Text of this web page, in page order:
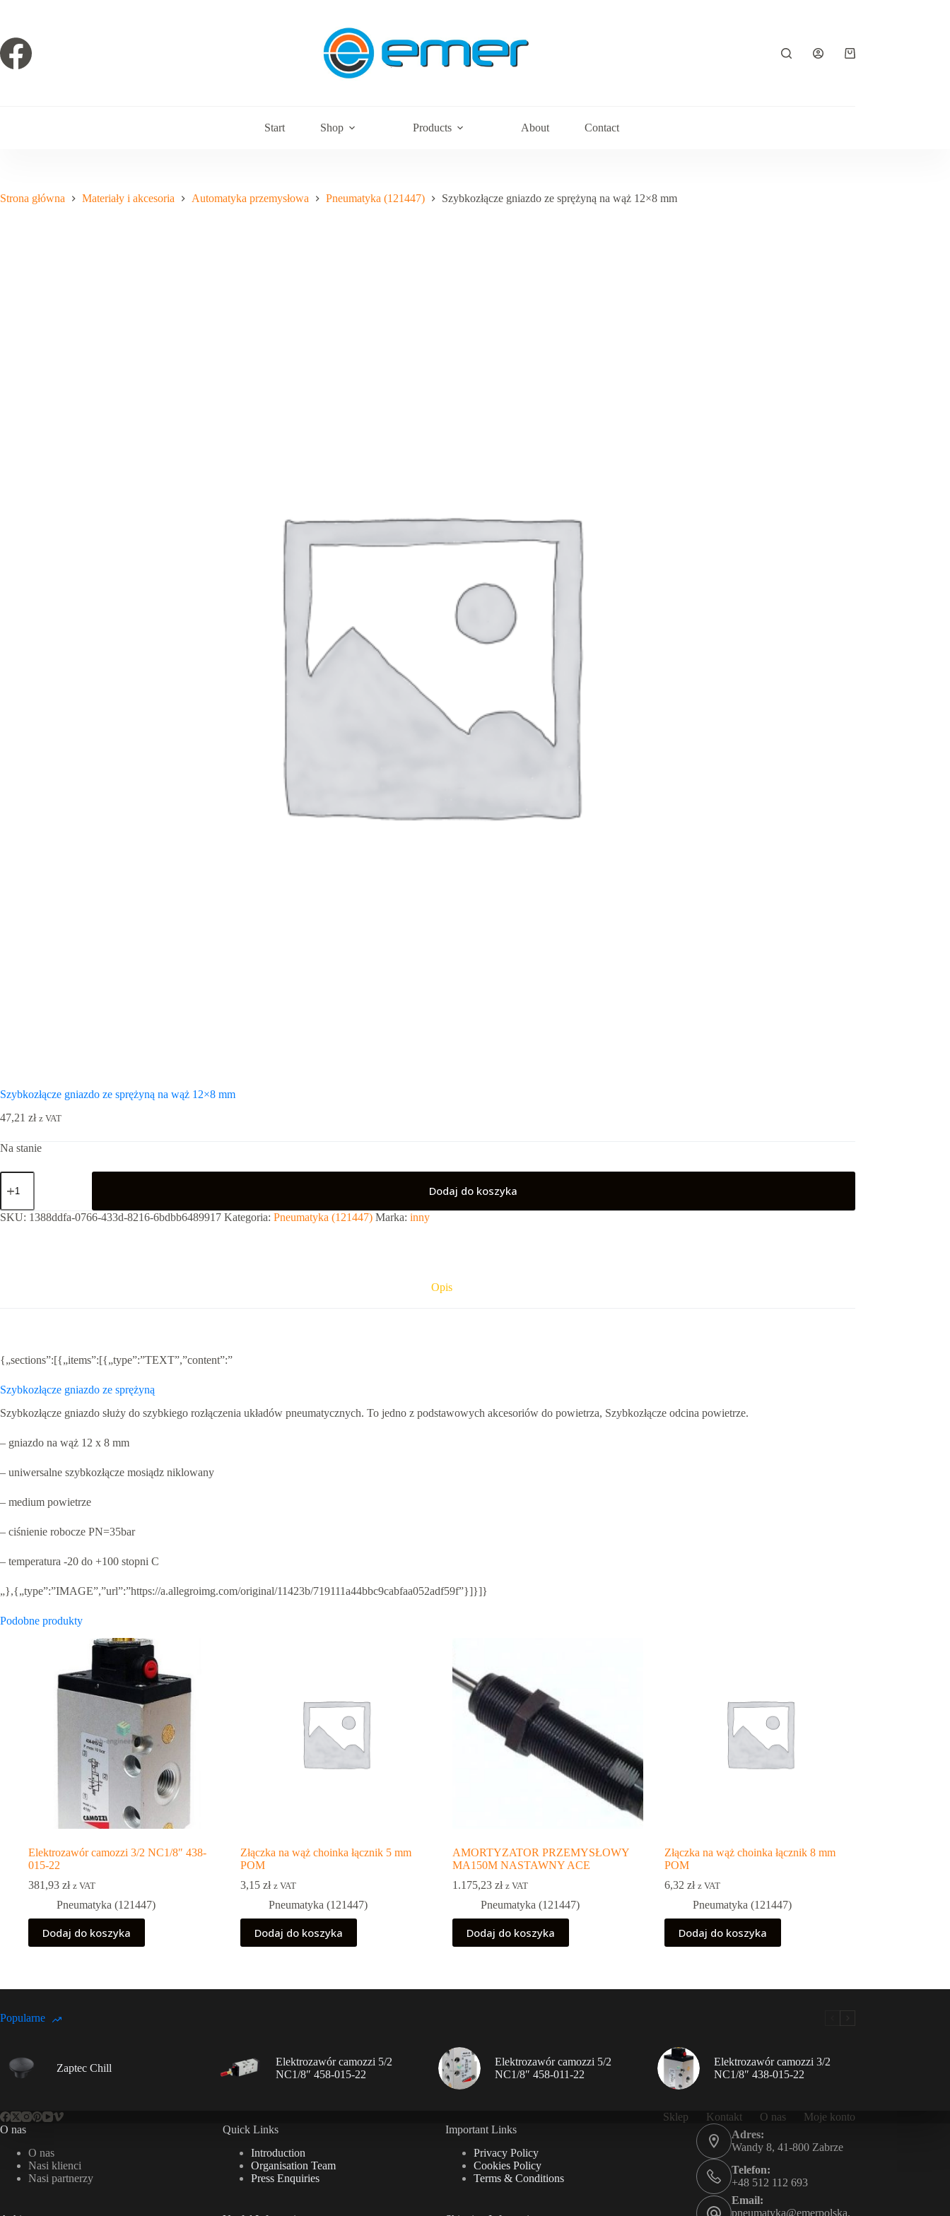
Koszyk
Start Shop Products About Contact
Strona główna Materiały i akcesoria Automatyka przemysłowa Pneumatyka (121447) Szybkozłącze gniazdo ze sprężyną na wąż 12×8 mm
Szybkozłącze gniazdo ze sprężyną na wąż 12×8 mm
47,21 zł z VAT
Na stanie
ilość
Szybkozłącze
ze
sprężyną
Dodaj do koszyka
SKU: 1388ddfa-0766-433d-8216-6bdbb6489917 Kategoria: Pneumatyka (121447) Marka: inny
Opis
{„sections”:[{„items”:[{„type”:”TEXT”,”content”:”
Szybkozłącze gniazdo ze sprężyną
Szybkozłącze gniazdo służy do szybkiego rozłączenia układów pneumatycznych. To jedno z podstawowych akcesoriów do powietrza, Szybkozłącze odcina powietrze.
– gniazdo na wąż 12 x 8 mm
– uniwersalne szybkozłącze mosiądz niklowany
– medium powietrze
– ciśnienie robocze PN=35bar
– temperatura -20 do +100 stopni C
„},{„type”:”IMAGE”,”url”:”https://a.allegroimg.com/original/11423b/719111a44bbc9cabfaa052adf59f”}]}]}
Podobne produkty
Elektrozawór camozzi 3/2 NC1/8″ 438-
015-22
381,93 zł z VAT
Pneumatyka (121447)
Dodaj do koszyka
Złączka na wąż choinka łącznik 5 mm
POM
3,15 zł z VAT
Pneumatyka (121447)
Dodaj do koszyka
AMORTYZATOR PRZEMYSŁOWY
MA150M NASTAWNY ACE
1.175,23 zł z VAT
Pneumatyka (121447)
Dodaj do koszyka
Złączka na wąż choinka łącznik 8 mm
POM
6,32 zł z VAT
Pneumatyka (121447)
Dodaj do koszyka
Popularne
Zaptec Chill
Elektrozawór camozzi 5/2
NC1/8″ 458-015-22
Elektrozawór camozzi 5/2
NC1/8″ 458-011-22
Elektrozawór camozzi 3/2
NC1/8″ 438-015-22
Sklep Kontakt O nas
Moje konto
O nas
O nas
Nasi klienci
Nasi partnerzy
Quick Links
Introduction
Organisation Team
Press Enquiries
Important Links
Privacy Policy
Cookies Policy
Terms & Conditions
Adres:
Wandy 8, 41-800 Zabrze
Telefon:
+48 512 112 693
Email:
pneumatyka@emerpolska.